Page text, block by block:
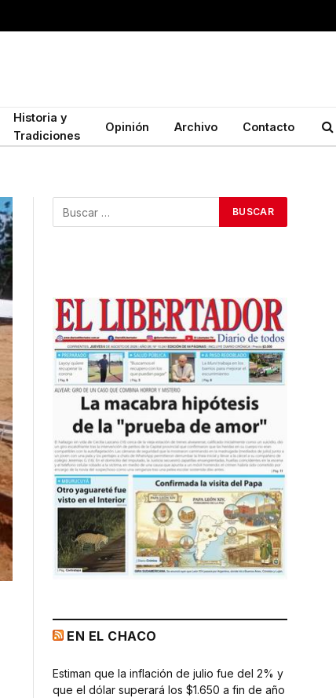
Historia y
Tradiciones
Opinión Archivo Contacto
EN EL CHACO
Estiman que la inflación de julio fue del 2% y
que el dólar superará los $1.650 a fin de año